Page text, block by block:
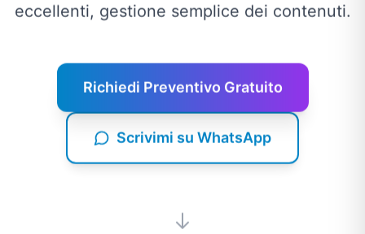
eccellenti, gestione semplice dei contenuti.
Richiedi Preventivo Gratuito
Scrivimi su WhatsApp